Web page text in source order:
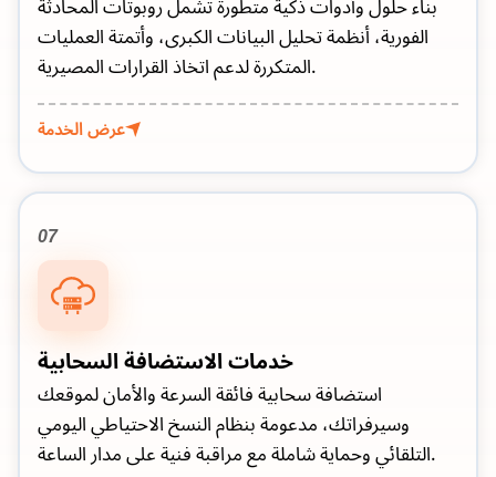
الفورية، أنظمة تحليل البيانات الكبرى، وأتمتة العمليات
المتكررة لدعم اتخاذ القرارات المصيرية.
عرض الخدمة
07
خدمات الاستضافة السحابية
استضافة سحابية فائقة السرعة والأمان لموقعك
وسيرفراتك، مدعومة بنظام النسخ الاحتياطي اليومي
التلقائي وحماية شاملة مع مراقبة فنية على مدار الساعة.